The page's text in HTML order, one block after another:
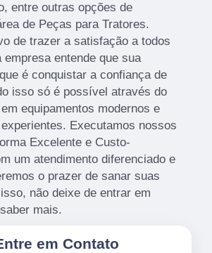
entre outras opções de
de Peças para Tratores.
de trazer a satisfação a todos
entende que sua
é conquistar a confiança de
isso só é possível através do
equipamentos modernos e
Executamos nossos
Excelente e Custo-
um atendimento diferenciado e
o prazer de sanar suas
não deixe de entrar em
mais.
em Contato